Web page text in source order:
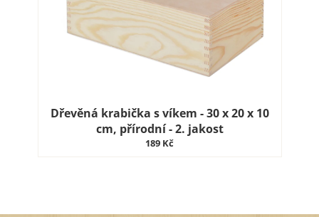
Dřevěná krabička s víkem - 30 x 20 x 10
cm, přírodní - 2. jakost
189 Kč